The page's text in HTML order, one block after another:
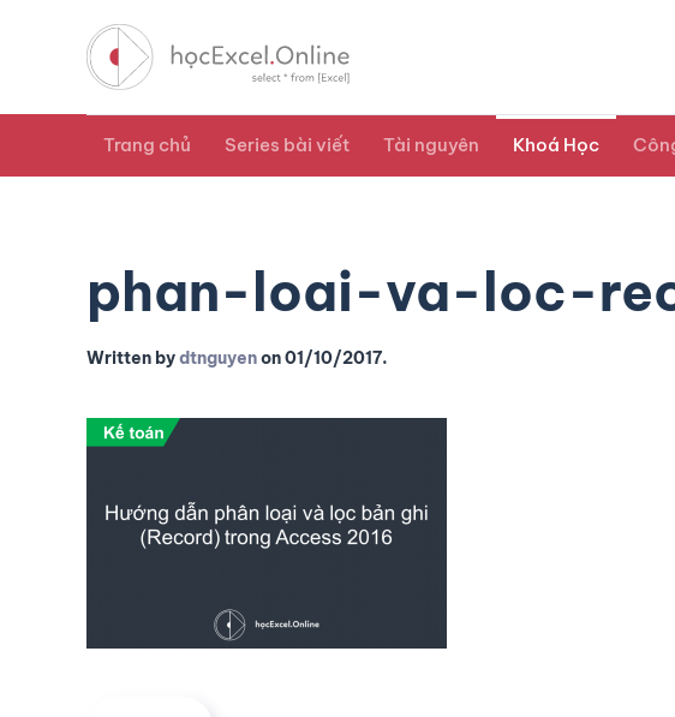
Trang chủ Series bài viết Tài nguyên Khoá Học
phan-loai-va-loc-
Written bydtnguyenon01/10/2017.